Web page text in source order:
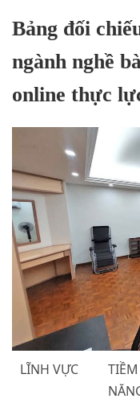
Bảng đối
ngành nghề
online thực
LĨNH VỰC
TIỀM